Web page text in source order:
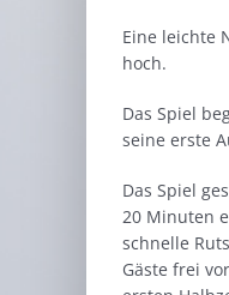
Eine leichte
hoch.
Das Spiel
seine erste
Das Spiel
20 Minuten
schnelle
Gäste frei